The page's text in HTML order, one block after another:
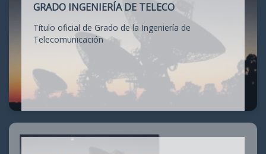
GRADO INGENIERÍA DE TELECO
Título oficial de Grado de la Ingeniería de
Telecomunicación